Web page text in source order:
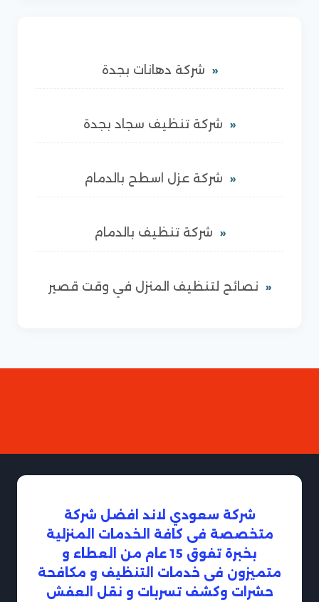
شركة دهانات بجدة
شركة تنظيف سجاد بجدة
شركة عزل اسطح بالدمام
شركة تنظيف بالدمام
نصائح لتنظيف المنزل في وقت قصير
شركة سعودي لاند افضل شركة
متخصصة فى كافة الخدمات المنزلية
بخبرة تفوق 15 عام من العطاء و
متميزون فى خدمات التنظيف و مكافحة
حشرات وكشف تسربات و نقل العفش